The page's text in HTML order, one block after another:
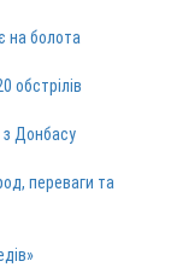
на болота
обстрілів
з Донбасу
переваги та